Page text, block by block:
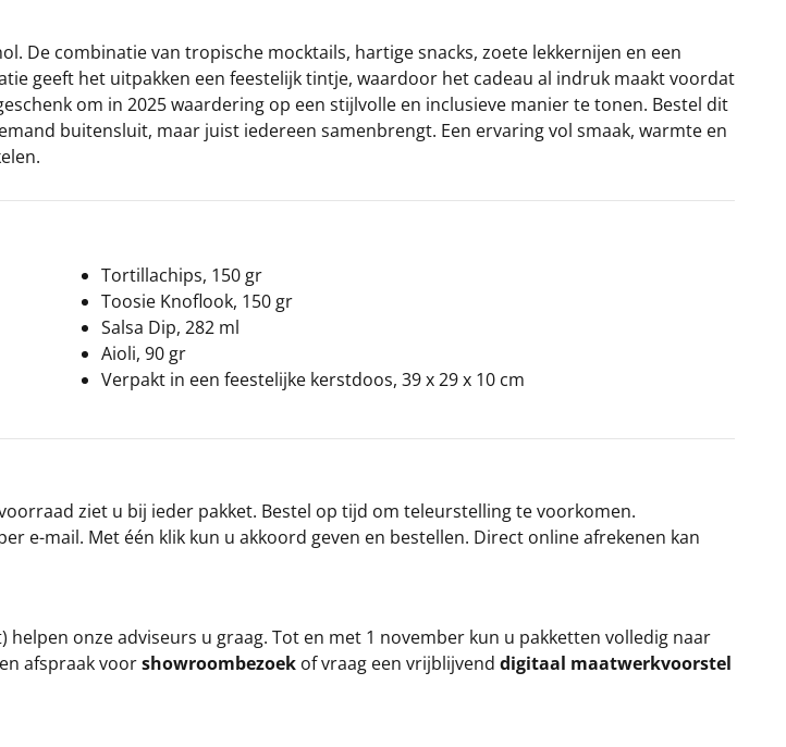
De combinatie van tropische mocktails, hartige snacks, zoete lekkernijen en een
geeft het uitpakken een feestelijk tintje, waardoor het cadeau al indruk maakt voordat
om in 2025 waardering op een stijlvolle en inclusieve manier te tonen. Bestel dit
buitensluit, maar juist iedereen samenbrengt. Een ervaring vol smaak, warmte en
Tortillachips, 150 gr
Toosie Knoflook, 150 gr
Salsa Dip, 282 ml
Aioli, 90 gr
Verpakt in een feestelijke kerstdoos, 39 x 29 x 10 cm
ziet u bij ieder pakket. Bestel op tijd om teleurstelling te voorkomen.
e-mail. Met één klik kun u akkoord geven en bestellen. Direct online afrekenen kan
helpen onze adviseurs u graag. Tot en met 1 november kun u pakketten volledig naar
afspraak voorshowroombezoek of vraag een vrijblijvend digitaal maatwerkvoorstel